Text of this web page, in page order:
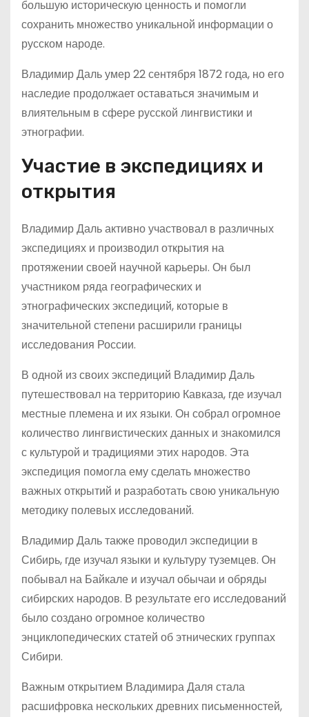
большую историческую ценность и помогли
сохранить множество уникальной информации о
русском народе.
Владимир Даль умер 22 сентября 1872 года, но его
наследие продолжает оставаться значимым и
влиятельным в сфере русской лингвистики и
этнографии.
Участие в экспедициях и
открытия
Владимир Даль активно участвовал в различных
экспедициях и производил открытия на
протяжении своей научной карьеры. Он был
участником ряда географических и
этнографических экспедиций, которые в
значительной степени расширили границы
исследования России.
В одной из своих экспедиций Владимир Даль
путешествовал на территорию Кавказа, где изучал
местные племена и их языки. Он собрал огромное
количество лингвистических данных и знакомился
с культурой и традициями этих народов. Эта
экспедиция помогла ему сделать множество
важных открытий и разработать свою уникальную
методику полевых исследований.
Владимир Даль также проводил экспедиции в
Сибирь, где изучал языки и культуру туземцев. Он
побывал на Байкале и изучал обычаи и обряды
сибирских народов. В результате его исследований
было создано огромное количество
энциклопедических статей об этнических группах
Сибири.
Важным открытием Владимира Даля стала
расшифровка нескольких древних письменностей,